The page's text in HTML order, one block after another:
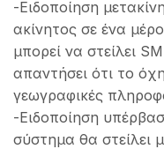
-Ειδοποίηση
ακίνητος σε ένα
μπορεί να στείλει
απαντήσει ότι το
γεωγραφικές
-Ειδοποίηση
σύστημα θα στείλει